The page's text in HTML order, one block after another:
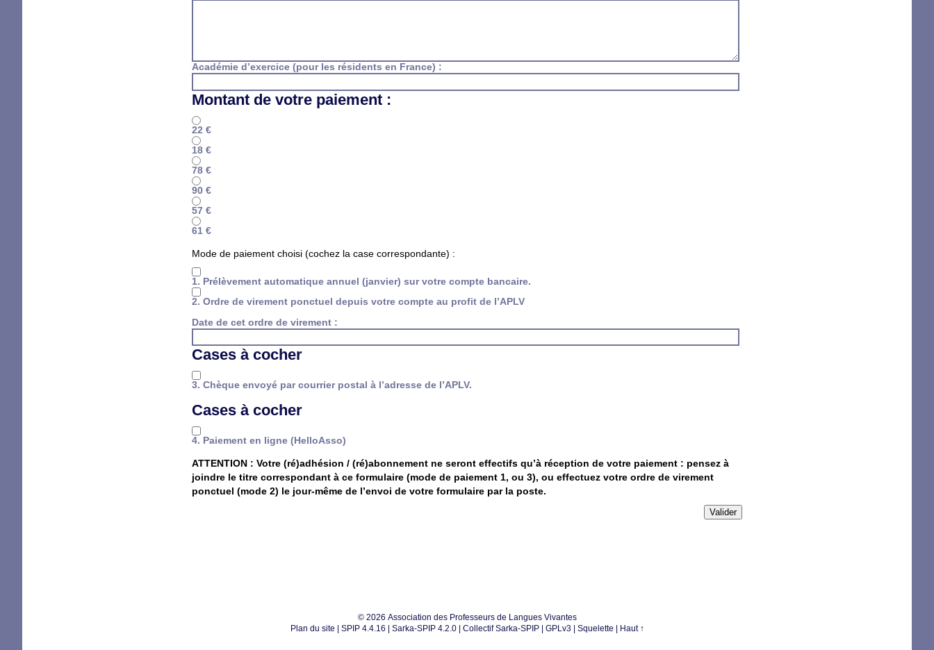
Académie d’exercice (pour les résidents en France) :
Montant de votre paiement :
22 €
18 €
78 €
90 €
57 €
61 €
Mode de paiement choisi (cochez la case correspondante) :
1. Prélèvement automatique annuel (janvier) sur votre compte bancaire.
2. Ordre de virement ponctuel depuis votre compte au profit de l’APLV
Date de cet ordre de virement :
Cases à cocher
3. Chèque envoyé par courrier postal à l’adresse de l’APLV.
Cases à cocher
4. Paiement en ligne (HelloAsso)
ATTENTION : Votre (ré)adhésion / (ré)abonnement ne seront effectifs qu’à réception de votre paiement : pensez à
joindre le titre correspondant à ce formulaire (mode de paiement 1, ou 3), ou effectuez votre ordre de virement
ponctuel (mode 2) le jour-même de l’envoi de votre formulaire par la poste.
Valider
© 2026 Association des Professeurs de Langues Vivantes
Plan du site
SPIP 4.4.16 Sarka-SPIP 4.2.0| Collectif Sarka-SPIP| GPLv3| Squelette Haut ↑